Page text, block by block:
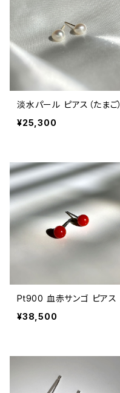
淡水パール ピアス（たまご）
¥25,300
Pt900 血赤サンゴ ピアス
¥38,500